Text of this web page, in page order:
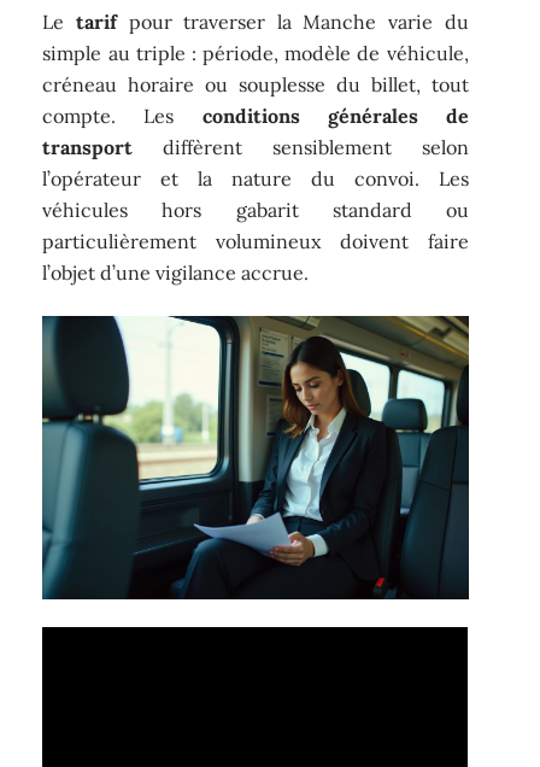
Le tarifpour traverser la Manche varie du
simple au triple : période, modèle de véhicule,
créneau horaire ou souplesse du billet, tout
compte. Les conditions générales de
transport diffèrent sensiblement selon
l’opérateur et la nature du convoi. Les
véhicules hors gabarit standard ou
particulièrement volumineux doivent faire
l’objet d’une vigilance accrue.